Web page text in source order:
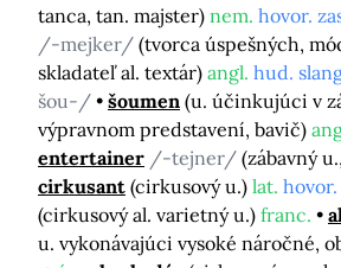
tanca, tan. majster) nem. hovor.
/-mejker/ (tvorca úspešných,
skladateľ al. textár) angl. hud.
šou-/
šoumen (u. účinkujúci v
výpravnom predstavení, bavič)
entertainer /-tejner/ (zábavný
cirkusant (cirkusový u.) lat. hovor.
(cirkusový al. varietný u.) franc.
u. vykonávajúci vysoké náročné,